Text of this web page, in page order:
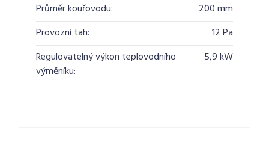
Průměr kouřovodu:
200 mm
Provozní tah:
12 Pa
Regulovatelný výkon teplovodního
výměníku:
5,9 kW